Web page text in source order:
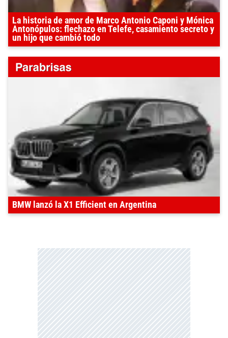
La historia de amor de Marco Antonio Caponi y Mónica
Antonópulos: flechazo en Telefe, casamiento secreto y
un hijo que cambió todo
BMW lanzó la X1 Efficient en Argentina